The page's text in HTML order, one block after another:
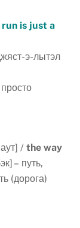
is just a
э-лытэл
/the way
– путь,
(дорога)